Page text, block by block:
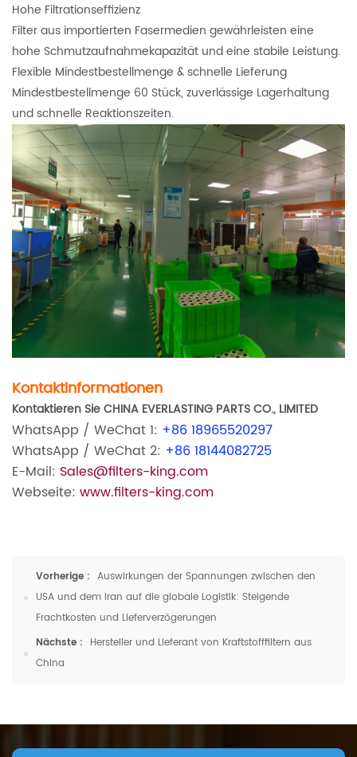
Hohe Filtrationseffizienz
Filter aus importierten Fasermedien gewährleisten eine
hohe Schmutzaufnahmekapazität und eine stabile Leistung.
Flexible Mindestbestellmenge & schnelle Lieferung
Mindestbestellmenge 60 Stück, zuverlässige Lagerhaltung
und schnelle Reaktionszeiten.
Kontaktinformationen
Kontaktieren Sie CHINA EVERLASTING PARTS CO., LIMITED
WhatsApp / WeChat 1: +86 18965520297
WhatsApp / WeChat 2: +86 18144082725
E-Mail: Sales@filters-king.com
Webseite: www.filters-king.com
Vorherige : Auswirkungen der Spannungen zwischen den
USA und dem Iran auf die globale Logistik: Steigende
Frachtkosten und Lieferverzögerungen
Nächste : Hersteller und Lieferant von Kraftstofffiltern aus
China